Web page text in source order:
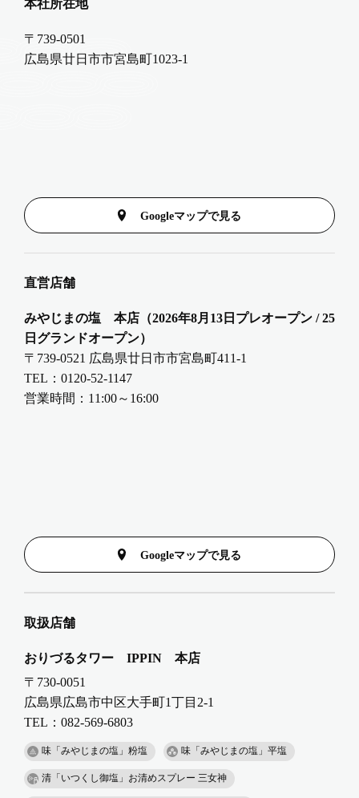
本社所在地
〒739-0501
広島県廿日市市宮島町1023-1
Googleマップで見る
直営店舗
みやじまの塩 本店（2026年8月13日プレオープン / 25
日グランドオープン）
〒739-0521 広島県廿日市市宮島町411-1
TEL：0120-52-1147
営業時間：11:00～16:00
Googleマップで見る
取扱店舗
おりづるタワー IPPIN 本店
〒730-0051
広島県広島市中区大手町1丁目2-1
TEL：082-569-6803
味「みやじまの塩」粉塩 味「みやじまの塩」平塩
清「いつくし御塩」お清めスプレー 三女神